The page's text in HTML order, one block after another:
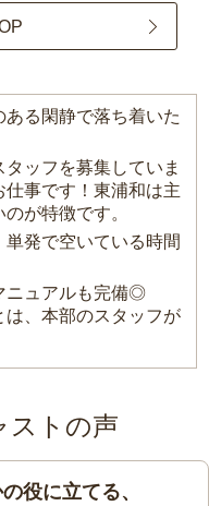
る閑静で落ち着いた
ッフを募集していま
事です！東浦和は主
が特徴です。
発で空いている時間
ニュアルも完備◎
、本部のスタッフが
ストの声
役に立てる、